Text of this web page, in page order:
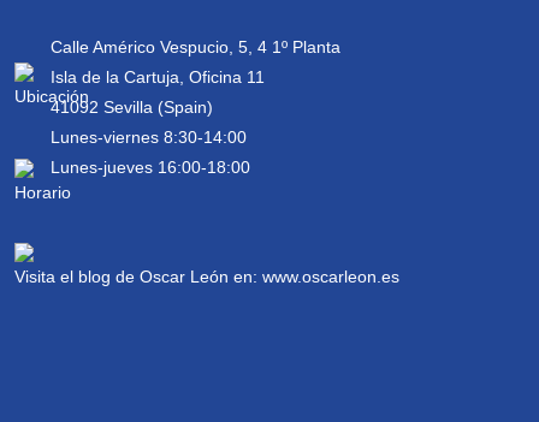
Calle Américo Vespucio, 5, 4 1º Planta
Isla de la Cartuja, Oficina 11
41092 Sevilla (Spain)
Lunes-viernes 8:30-14:00
Lunes-jueves 16:00-18:00
Visita el blog de Oscar León en: www.oscarleon.es